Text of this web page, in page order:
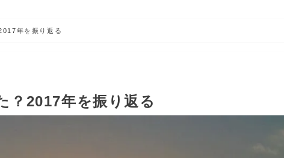
年を振り返る
？2017年を振り返る